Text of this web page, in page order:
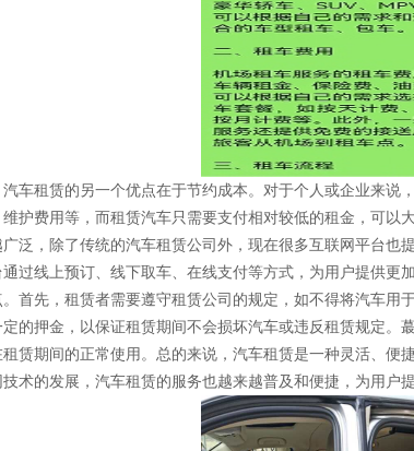
汽车租赁的另一个优点在于节约成本。对于个人或企业来说
维护费用等，而租赁汽车只需要支付相对较低的租金，可以
广泛，除了传统的汽车租赁公司外，现在很多互联网平台也
通过线上预订、线下取车、在线支付等方式，为用户提供更
。首先，租赁者需要遵守租赁公司的规定，如不得将汽车用
定的押金，以保证租赁期间不会损坏汽车或违反租赁规定。
租赁期间的正常使用。总的来说，汽车租赁是一种灵活、便
术的发展，汽车租赁的服务也越来越普及和便捷，为用户